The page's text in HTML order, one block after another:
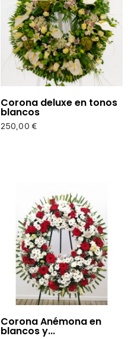
Corona deluxe en tonos
blancos
Precio
250,00 €
Corona Anémona en
blancos y...